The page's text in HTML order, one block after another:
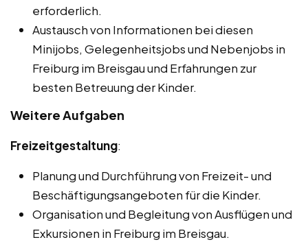
erforderlich.
Austausch von Informationen bei diesen
Minijobs, Gelegenheitsjobs und Nebenjobs in
Freiburg im Breisgau und Erfahrungen zur
besten Betreuung der Kinder.
Weitere Aufgaben
Freizeitgestaltung:
Planung und Durchführung von Freizeit- und
Beschäftigungsangeboten für die Kinder.
Organisation und Begleitung von Ausflügen und
Exkursionen in Freiburg im Breisgau.